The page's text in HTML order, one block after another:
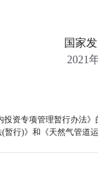
国家
2021
资专项管理暂行办法》
行)》和《天然气管道